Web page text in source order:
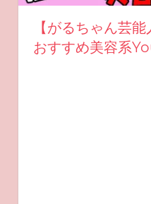
【がるちゃん芸
おすすめ美容系